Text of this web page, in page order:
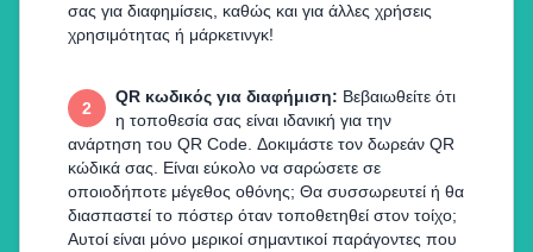
σας για διαφημίσεις, καθώς και για άλλες χρήσεις
χρησιμότητας ή μάρκετινγκ!
2
QR κωδικός για διαφήμιση: Βεβαιωθείτε ότι
η τοποθεσία σας είναι ιδανική για την
ανάρτηση του QR Code. Δοκιμάστε τον δωρεάν QR
κώδικά σας. Είναι εύκολο να σαρώσετε σε
οποιοδήποτε μέγεθος οθόνης; Θα συσσωρευτεί ή θα
διασπαστεί το πόστερ όταν τοποθετηθεί στον τοίχο;
Αυτοί είναι μόνο μερικοί σημαντικοί παράγοντες που